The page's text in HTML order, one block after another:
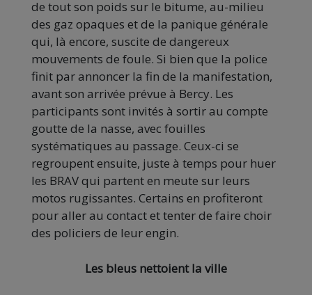
de tout son poids sur le bitume, au-milieu
des gaz opaques et de la panique générale
qui, là encore, suscite de dangereux
mouvements de foule. Si bien que la police
finit par annoncer la fin de la manifestation,
avant son arrivée prévue à Bercy. Les
participants sont invités à sortir au compte
goutte de la nasse, avec fouilles
systématiques au passage. Ceux-ci se
regroupent ensuite, juste à temps pour huer
les BRAV qui partent en meute sur leurs
motos rugissantes. Certains en profiteront
pour aller au contact et tenter de faire choir
des policiers de leur engin.
Les bleus nettoient la ville